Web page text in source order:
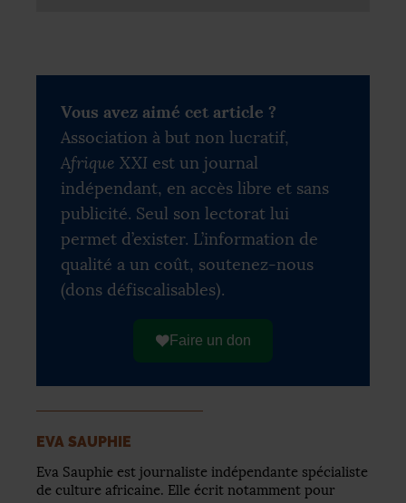
Vous avez aimé cet article ?
Association à but non lucratif,
Afrique XXI est un journal
indépendant, en accès libre et sans
publicité. Seul son lectorat lui
permet d’exister. L’information de
qualité a un coût, soutenez-nous
(dons défiscalisables).
Faire un don
EVA SAUPHIE
Eva Sauphie est journaliste indépendante spécialiste
de culture africaine. Elle écrit notamment pour